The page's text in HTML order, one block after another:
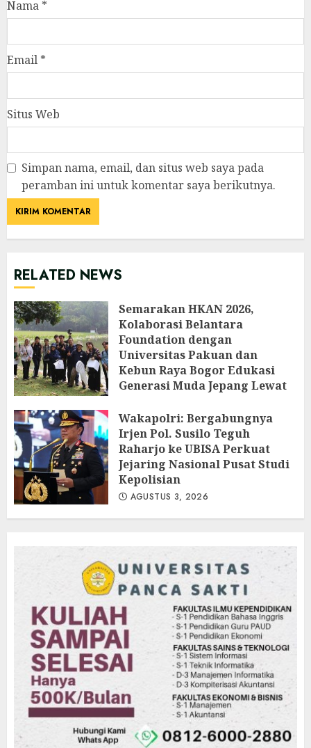
Nama *
Email *
Situs Web
Simpan nama, email, dan situs web saya pada
peramban ini untuk komentar saya berikutnya.
RELATED NEWS
Semarakan HKAN 2026,
Kolaborasi Belantara
Foundation dengan
Universitas Pakuan dan
Kebun Raya Bogor Edukasi
Generasi Muda Jepang Lewat
Kebun Raya Bogor
AGUSTUS 3, 2026
Wakapolri: Bergabungnya
Irjen Pol. Susilo Teguh
Raharjo ke UBISA Perkuat
Jejaring Nasional Pusat Studi
Kepolisian
AGUSTUS 3, 2026